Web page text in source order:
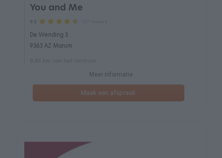
You and Me
9.3
De Wending 3
9363 AZ Marum
Meer informatie
Maak een afspraak